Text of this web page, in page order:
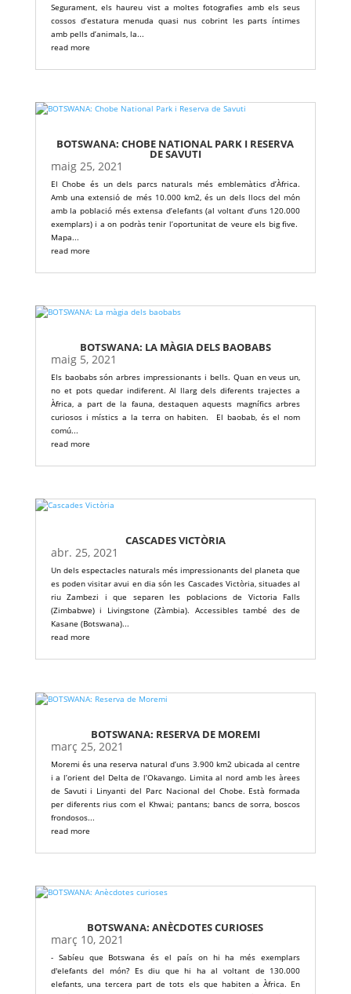
Segurament, els haureu vist a moltes fotografies amb els seus
cossos d’estatura menuda quasi nus cobrint les parts íntimes
amb pells d’animals, la...
read more
BOTSWANA: CHOBE NATIONAL PARK I RESERVA
DE SAVUTI
maig 25, 2021
El Chobe és un dels parcs naturals més emblemàtics d’Àfrica.
Amb una extensió de més 10.000 km2, és un dels llocs del món
amb la població més extensa d’elefants (al voltant d’uns 120.000
exemplars) i a on podràs tenir l’oportunitat de veure els big five.
Mapa...
read more
BOTSWANA: LA MÀGIA DELS BAOBABS
maig 5, 2021
Els baobabs són arbres impressionants i bells. Quan en veus un,
no et pots quedar indiferent. Al llarg dels diferents trajectes a
Àfrica, a part de la fauna, destaquen aquests magnífics arbres
curiosos i místics a la terra on habiten. El baobab, és el nom
comú...
read more
CASCADES VICTÒRIA
abr. 25, 2021
Un dels espectacles naturals més impressionants del planeta que
es poden visitar avui en dia són les Cascades Victòria, situades al
riu Zambezi i que separen les poblacions de Victoria Falls
(Zimbabwe) i Livingstone (Zàmbia). Accessibles també des de
Kasane (Botswana)...
read more
BOTSWANA: RESERVA DE MOREMI
març 25, 2021
Moremi és una reserva natural d’uns 3.900 km2 ubicada al centre
i a l’orient del Delta de l’Okavango. Limita al nord amb les àrees
de Savuti i Linyanti del Parc Nacional del Chobe. Està formada
per diferents rius com el Khwai; pantans; bancs de sorra, boscos
frondosos...
read more
BOTSWANA: ANÈCDOTES CURIOSES
març 10, 2021
- Sabíeu que Botswana és el país on hi ha més exemplars
d'elefants del món? Es diu que hi ha al voltant de 130.000
elefants, una tercera part de tots els que habiten a Àfrica. En